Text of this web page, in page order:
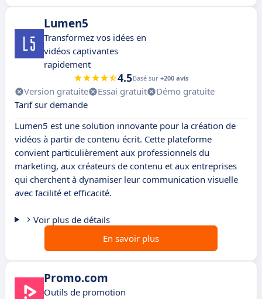
Lumen5
Transformez vos idées en
vidéos captivantes
rapidement
4.5Basé sur +200 avis
Version gratuite Essai gratuit
Démo gratuite
Tarif sur demande
Lumen5 est une solution innovante pour la création de
vidéos à partir de contenu écrit. Cette plateforme
convient particulièrement aux professionnels du
marketing, aux créateurs de contenu et aux entreprises
qui cherchent à dynamiser leur communication visuelle
avec facilité et efficacité.
Voir plus de détails
En savoir plus
Promo.com
Outils de promotion